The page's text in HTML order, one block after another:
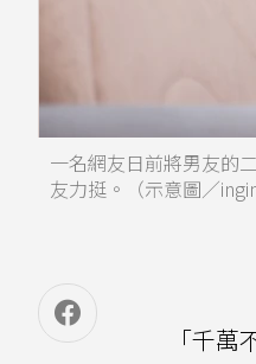
一名網友日前將男友的
友力挺。（示意圖／
「千萬